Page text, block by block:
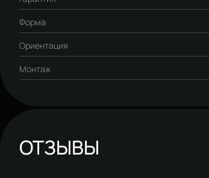
Форма
Ориентация
Монтаж
ОТЗЫВЫ